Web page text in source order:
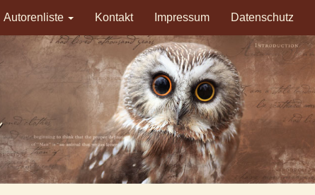
Autorenliste Kontakt Impressum Datenschutz